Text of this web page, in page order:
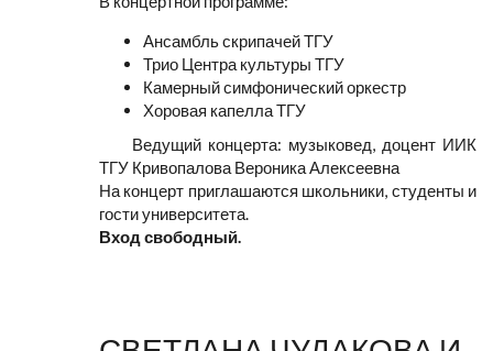
Ансамбль скрипачей ТГУ
Трио Центра культуры ТГУ
Камерный симфонический оркестр
Хоровая капелла ТГУ
Ведущий концерта: музыковед, доцент ИИК
ТГУ Кривопалова Вероника Алексеевна
На концерт приглашаются школьники, студенты и
гости университета.
Вход свободный.